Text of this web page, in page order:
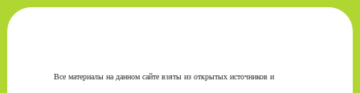
Все материалы на данном сайте взяты из открытых источников и